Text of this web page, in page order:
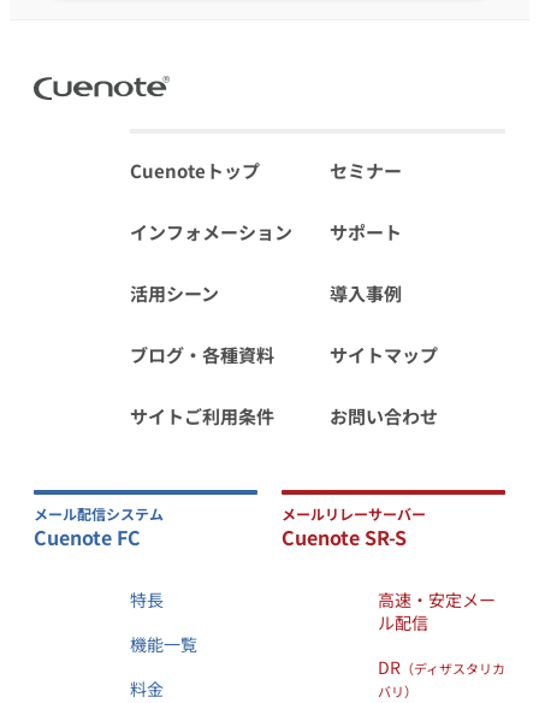
Cuenoteトップ セミナー
インフォメーション サポート
活用シーン 導入事例
ブログ・各種資料 サイトマップ
サイトご利用条件 お問い合わせ
メール配信システム
Cuenote FC
特長
機能一覧
料金
メールリレーサーバー
Cuenote SR-S
高速・安定メー
ル配信
DR （ディザスタリカ
バリ）